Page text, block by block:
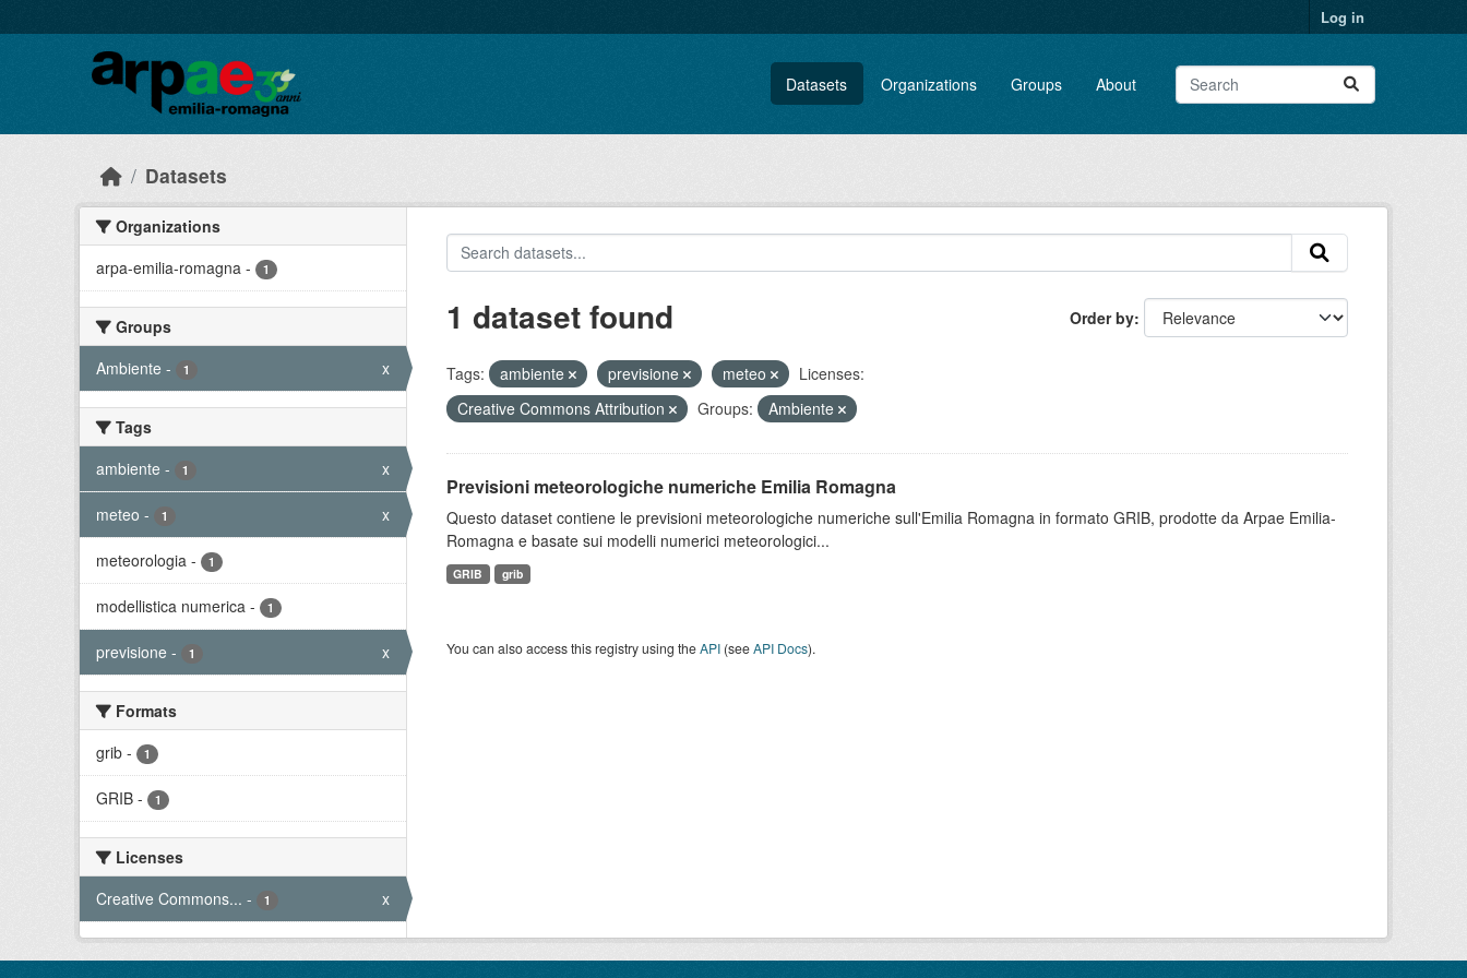
Log in
Datasets Organizations Groups About
Datasets
Organizations
arpa-emilia-romagna - 1
Groups
Ambiente - 1 x
Tags
ambiente - 1 x
meteo - 1 x
meteorologia - 1
modellistica numerica - 1
previsione - 1 x
Formats
grib - 1
GRIB - 1
Licenses
Creative Commons... - 1 x
Order by
1 dataset found
Tags: ambiente previsione meteo
Licenses:
Creative Commons Attribution
Groups: Ambiente
Previsioni meteorologiche numeriche Emilia Romagna
Questo dataset contiene le previsioni meteorologiche numeriche sull'Emilia Romagna in formato GRIB, prodotte da Arpae Emilia-
Romagna e basate sui modelli numerici meteorologici...
GRIB grib
You can also access this registry using theAPI(seeAPI Docs).